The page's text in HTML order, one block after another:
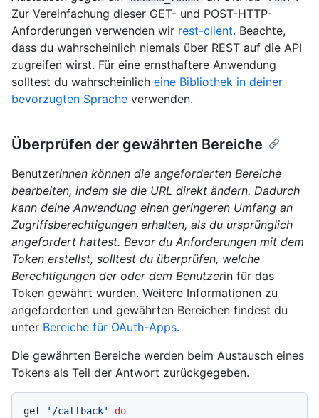
Zur Vereinfachung dieser GET- und POST-HTTP-
Anforderungen verwenden wir rest-client. Beachte,
dass du wahrscheinlich niemals über REST auf die API
zugreifen wirst. Für eine ernsthaftere Anwendung
solltest du wahrscheinlich eine Bibliothek in deiner
bevorzugten Sprache verwenden.
Überprüfen der gewährten Bereiche
Benutzerinnen können die angeforderten Bereiche
bearbeiten, indem sie die URL direkt ändern. Dadurch
kann deine Anwendung einen geringeren Umfang an
Zugriffsberechtigungen erhalten, als du ursprünglich
angefordert hattest. Bevor du Anforderungen mit dem
Token erstellst, solltest du überprüfen, welche
Berechtigungen der oder dem Benutzerin für das
Token gewährt wurden. Weitere Informationen zu
angeforderten und gewährten Bereichen findest du
unter Bereiche für OAuth-Apps.
Die gewährten Bereiche werden beim Austausch eines
Tokens als Teil der Antwort zurückgegeben.
get '/callback'
do